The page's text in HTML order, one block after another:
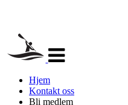
navigasjon
Hjem
Kontakt oss
Bli medlem